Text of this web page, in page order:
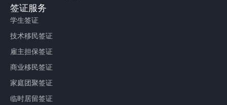
签证服务
学生签证
技术移民签证
雇主担保签证
商业移民签证
家庭团聚签证
临时居留签证